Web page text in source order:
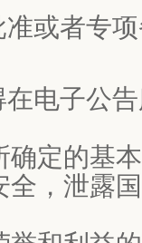
或者专
电子公
定的基
，泄露国